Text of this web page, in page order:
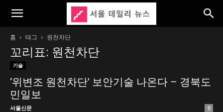
홈 태그 원천차단
꼬리표: 원천차단
기술
‘위변조 원천차단’ 보안기술 나온다 – 경북도
민일보
서울신문 0